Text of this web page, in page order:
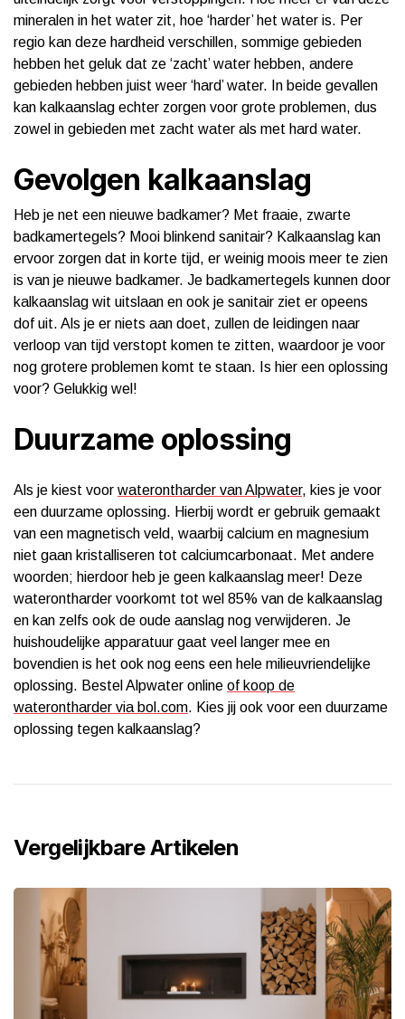
mineralen in het water zit, hoe ‘harder’ het water is. Per
regio kan deze hardheid verschillen, sommige gebieden
hebben het geluk dat ze ‘zacht’ water hebben, andere
gebieden hebben juist weer ‘hard’ water. In beide gevallen
kan kalkaanslag echter zorgen voor grote problemen, dus
zowel in gebieden met zacht water als met hard water.
Gevolgen kalkaanslag
Heb je net een nieuwe badkamer? Met fraaie, zwarte
badkamertegels? Mooi blinkend sanitair? Kalkaanslag kan
ervoor zorgen dat in korte tijd, er weinig moois meer te zien
is van je nieuwe badkamer. Je badkamertegels kunnen door
kalkaanslag wit uitslaan en ook je sanitair ziet er opeens
dof uit. Als je er niets aan doet, zullen de leidingen naar
verloop van tijd verstopt komen te zitten, waardoor je voor
nog grotere problemen komt te staan. Is hier een oplossing
voor? Gelukkig wel!
Duurzame oplossing
Als je kiest voor waterontharder van Alpwater, kies je voor
een duurzame oplossing. Hierbij wordt er gebruik gemaakt
van een magnetisch veld, waarbij calcium en magnesium
niet gaan kristalliseren tot calciumcarbonaat. Met andere
woorden; hierdoor heb je geen kalkaanslag meer! Deze
waterontharder voorkomt tot wel 85% van de kalkaanslag
en kan zelfs ook de oude aanslag nog verwijderen. Je
huishoudelijke apparatuur gaat veel langer mee en
bovendien is het ook nog eens een hele milieuvriendelijke
oplossing. Bestel Alpwater online of koop de
waterontharder via bol.com. Kies jij ook voor een duurzame
oplossing tegen kalkaanslag?
Vergelijkbare Artikelen